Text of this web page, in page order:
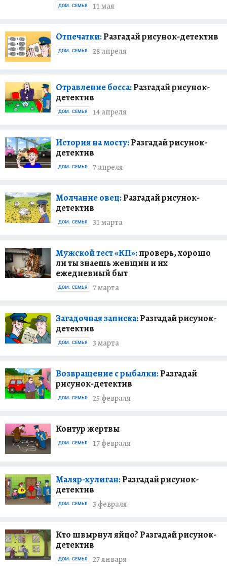
11 мая
ДОМ. СЕМЬЯ
Отпечатки:Разгадай рисунок-детектив
28 апреля
ДОМ. СЕМЬЯ
Отравление босса:Разгадай рисунок-
детектив
14 апреля
ДОМ. СЕМЬЯ
История на мосту:Разгадай рисунок-
детектив
7 апреля
ДОМ. СЕМЬЯ
Молчание овец:Разгадай рисунок-
детектив
31 марта
ДОМ. СЕМЬЯ
Мужской тест «КП»:проверь, хорошо
ли ты знаешь женщин и их
ежедневный быт
7 марта
ДОМ. СЕМЬЯ
Загадочная записка:Разгадай рисунок-
детектив
3 марта
ДОМ. СЕМЬЯ
Возвращение с рыбалки:Разгадай
рисунок-детектив
25 февраля
ДОМ. СЕМЬЯ
Контур жертвы
17 февраля
ДОМ. СЕМЬЯ
Маляр-хулиган:Разгадай рисунок-
детектив
3 февраля
ДОМ. СЕМЬЯ
Кто швырнул яйцо? Разгадай рисунок-
детектив
27 января
ДОМ. СЕМЬЯ